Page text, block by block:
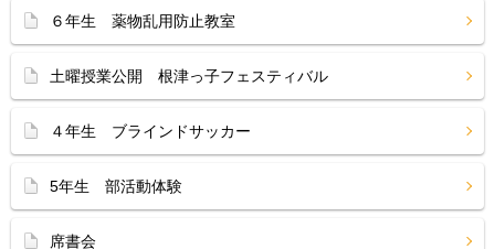
６年生 薬物乱用防止教室
土曜授業公開 根津っ子フェスティバル
４年生 ブラインドサッカー
5年生 部活動体験
席書会